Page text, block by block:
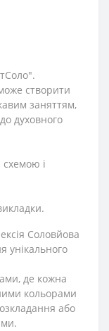
створити
заняттям,
духовного
і
Соловйова
унікального
де кожна
кольорами
або